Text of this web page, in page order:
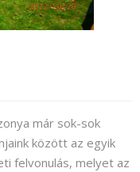
már sok-sok
között az egyik
felvonulás, melyet az